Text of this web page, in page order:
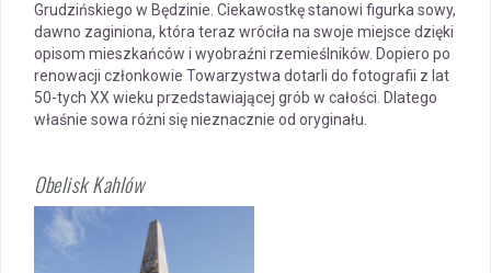
Grudzińskiego w Będzinie. Ciekawostkę stanowi figurka sowy,
dawno zaginiona, która teraz wróciła na swoje miejsce dzięki
opisom mieszkańców i wyobraźni rzemieślników. Dopiero po
renowacji członkowie Towarzystwa dotarli do fotografii z lat
50-tych XX wieku przedstawiającej grób w całości. Dlatego
właśnie sowa różni się nieznacznie od oryginału.
Obelisk Kahlów